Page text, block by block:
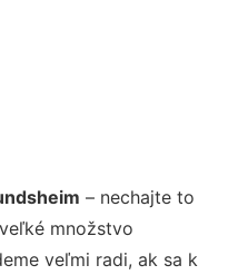
– nechajte to
množstvo
veľmi radi, ak sa k